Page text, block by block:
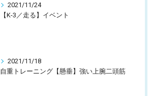
2021/11/24
【K-3／走る】イベント
2021/11/18
自重トレーニング【懸垂】強い上腕二頭筋